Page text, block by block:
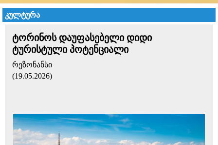
კულტურა
ტორინოს დაუფასებელი დიდი
ტურისტული პოტენციალი
რეზონანსი
(19.05.2026)